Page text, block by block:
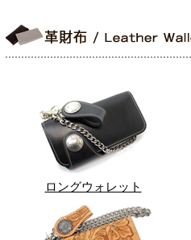
ロングウォレット